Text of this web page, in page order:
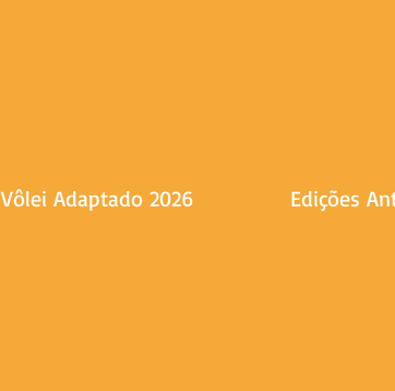
Vôlei Adaptado 2026 Edições